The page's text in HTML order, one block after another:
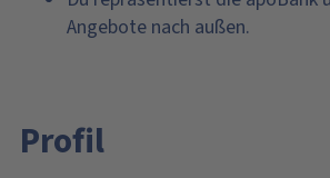
Angebote nach außen.
Profil